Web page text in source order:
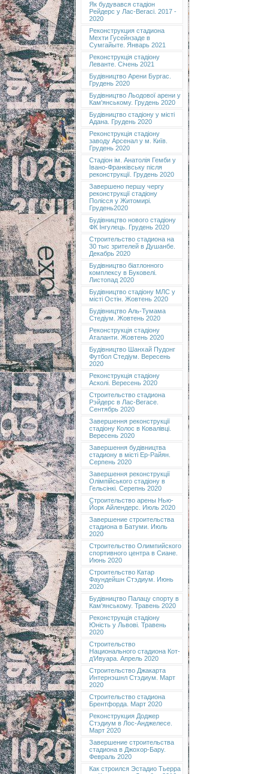
Як будувався стадіон
Рейдерс у Лас-Вегасі. 2017 -
2020
Реконструкция стадиона
Мехти Гусейнзаде в
Сумгайыте. Январь 2021
Реконструкція стадіону
Леванте. Січень 2021
Будівництво Арени Бургас.
Грудень 2020
Будівництво Льодової арени у
Кам'янському. Грудень 2020
Будівництво стадіону у місті
Адана. Грудень 2020
Реконструкція стадіону
заводу Арсенал у м. Київ.
Грудень 2020
Cтадіон ім. Анатолія Гемби у
Івано-Франківську після
реконструкції. Грудень 2020
Завершено першу чергу
реконструкції стадіону
Полісся у Житомирі.
Грудень2020
Будівництво нового стадіону
ФК Інгулець. Грудень 2020
Строительство стадиона на
30 тыс зрителей в Душанбе.
Декабрь 2020
Будівництво біатлонного
комплексу в Буковелі.
Листопад 2020
Будівництво стадіону МЛС у
місті Остін. Жовтень 2020
Будівництво Аль-Тумама
Стедіум. Жовтень 2020
Реконструкція стадіону
Аталанти. Жовтень 2020
Будівництво Шанхай Пудонг
Футбол Стедіум. Вересень
2020
Реконструкція стадіону
Асколі. Вересень 2020
Строительство стадиона
Рэйдерс в Лас-Вегасе.
Сентябрь 2020
Завершення реконструкції
стадіону Колос в Ковалівці.
Вересень 2020
Завершення будівництва
стадиону в місті Ер-Райян.
Серпень 2020
Завершення реконструкції
Олімпійського стадіону в
Гельсінкі. Серепнь 2020
Строительство арены Нью-
Йорк Айлендерс. Июль 2020
Завершение строительства
стадиона в Батуми. Июль
2020
Строительство Олимпийского
спортивного центра в Сиане.
Июнь 2020
Строительство Катар
Фаундейшн Стэдиум. Июнь
2020
Будівництво Палацу спорту в
Кам'янському. Травень 2020
Реконструкція стадіону
Юність у Львові. Травень
2020
Строительство
Национального стадиона Кот-
д’Ивуара. Апрель 2020
Строительство Джакарта
Интернэшнл Стэдиум. Март
2020
Строительство стадиона
Брентфорда. Март 2020
Реконструкция Доджер
Стэдиум в Лос-Анджелесе.
Март 2020
Завершение строительства
стадиона в Джохор-Бару.
Февраль 2020
Как строился Эстадио Тьерра